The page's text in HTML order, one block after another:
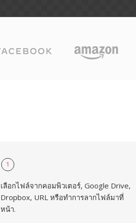
1
เลือกไฟล์จากคอมพิวเตอร์, Google Drive,
Dropbox, URL หรือทำการลากไฟล์มาที่
หน้า.